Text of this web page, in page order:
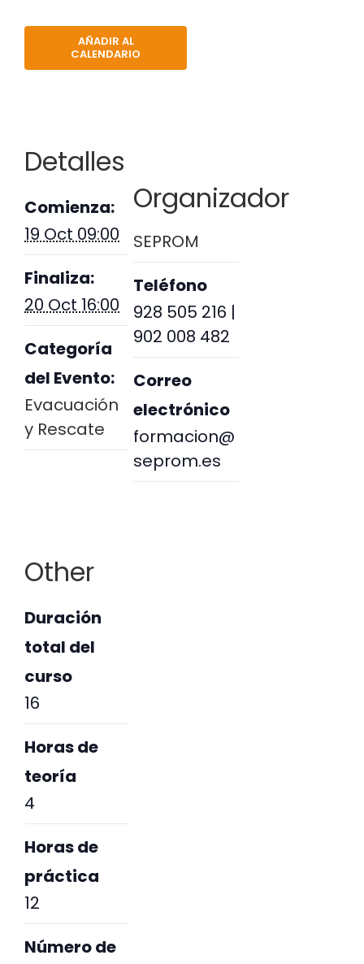
AÑADIR AL
CALENDARIO
Detalles
Comienza:
19 Oct 09:00
Finaliza:
20 Oct 16:00
Categoría
del Evento:
Evacuación
y Rescate
Organizador
SEPROM
Teléfono
928 505 216 |
902 008 482
Correo
electrónico
formacion@
seprom.es
Other
Duración
total del
curso
16
Horas de
teoría
4
Horas de
práctica
12
Número de